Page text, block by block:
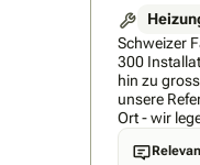
Schweizer
300
hin zu
unsere
Ort - wir
sowie die
sowie auf